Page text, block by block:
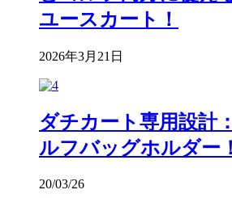
ユースカート！
2026年3月21日
ダチカート専用設計
ルフバッグホルダー！
20/03/26